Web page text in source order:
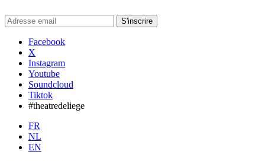
S'inscrire
Facebook
X
Instagram
Youtube
Soundcloud
Tiktok
#theatredeliege
FR
NL
EN